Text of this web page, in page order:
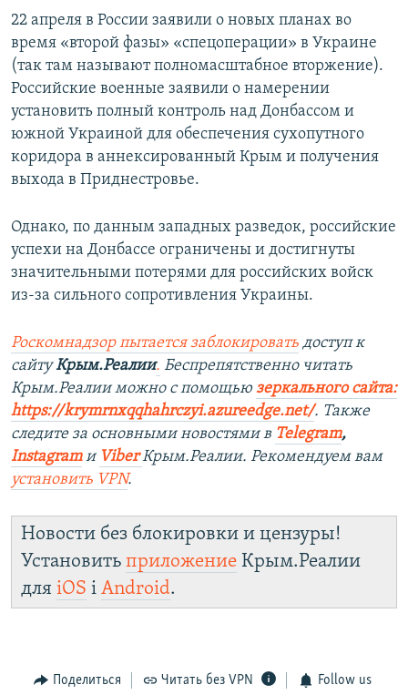
22 апреля в России заявили о новых планах во
время «второй фазы» «спецоперации» в Украине
(так там называют полномасштабное вторжение).
Российские военные заявили о намерении
установить полный контроль над Донбассом и
южной Украиной для обеспечения сухопутного
коридора в аннексированный Крым и получения
выхода в Приднестровье.
Однако, по данным западных разведок, российские
успехи на Донбассе ограничены и достигнуты
значительными потерями для российских войск
из-за сильного сопротивления Украины.
Роскомнадзор пытается заблокировать доступ к
сайтуКрым.Реалии. Беспрепятственно читать
Крым.Реалии можно с помощью зеркального сайта:
https://krymrnxqqhahrczyi.azureedge.net/. Также
следите за основными новостями в Telegram,
Instagramи ViberКрым.Реалии. Рекомендуем вам
установить VPN.
Новости без блокировки и цензуры!
Установить приложение Крым.Реалии
для iOS і Android.
Поделиться Читать без VPN Follow us